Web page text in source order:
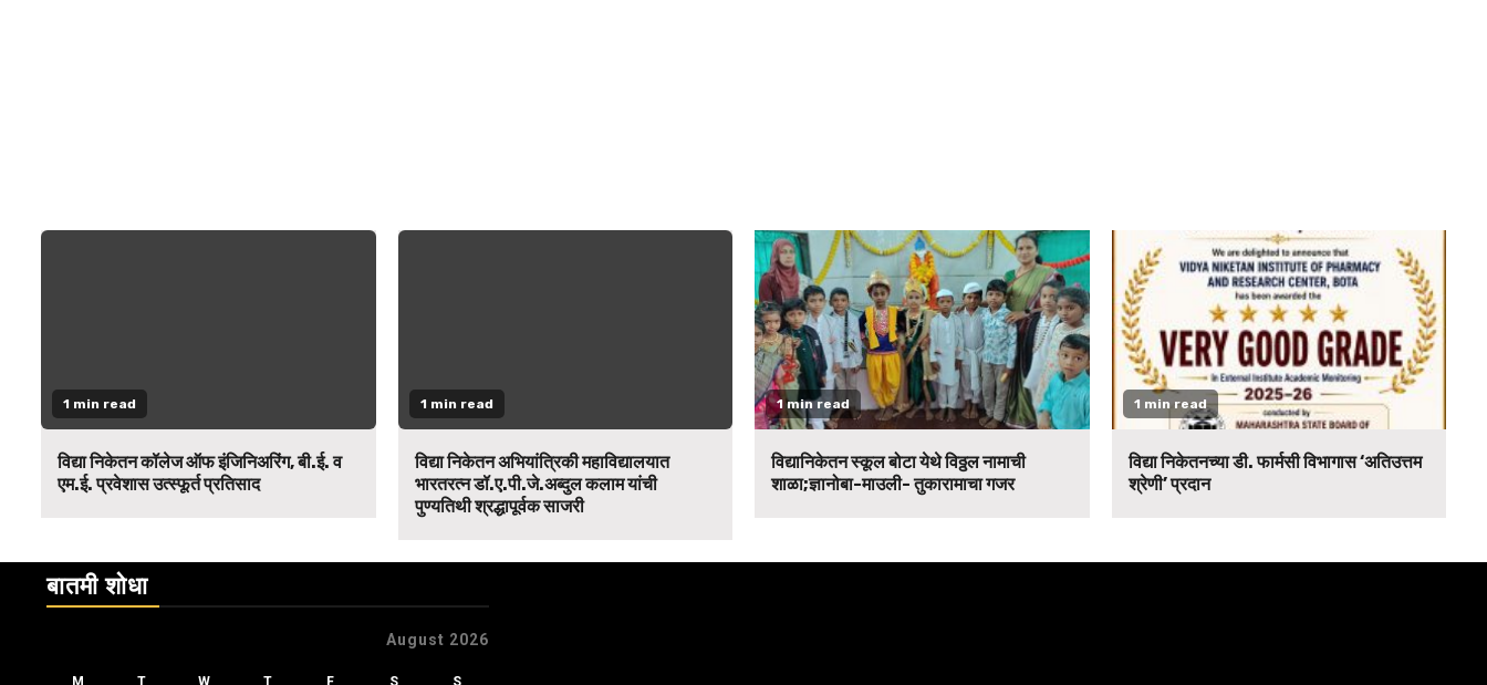
1 min read
विद्या निकेतन कॉलेज ऑफ इंजिनिअरिंग, बी.ई. व
एम.ई. प्रवेशास उत्स्फूर्त प्रतिसाद
1 min read
विद्या निकेतन अभियांत्रिकी महाविद्यालयात
भारतरत्न डॉ.ए.पी.जे.अब्दुल कलाम यांची
पुण्यतिथी श्रद्धापूर्वक साजरी
1 min read
विद्यानिकेतन स्कूल बोटा येथे विठ्ठल नामाची
शाळा;ज्ञानोबा-माउली- तुकारामाचा गजर
1 min read
विद्या निकेतनच्या डी. फार्मसी विभागास ‘अतिउत्तम
श्रेणी’ प्रदान
बातमी शोधा
August 2026
M T W T F S S